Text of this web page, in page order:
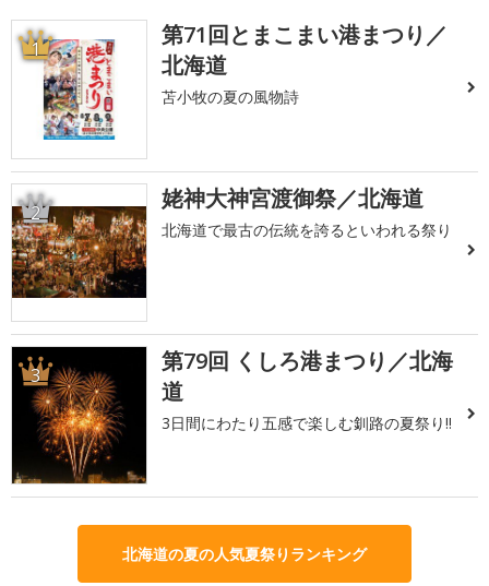
1
第71回とまこまい港まつり／
北海道
苫小牧の夏の風物詩
2 姥神大神宮渡御祭／北海道
北海道で最古の伝統を誇るといわれる祭り
3
第79回 くしろ港まつり／北海
道
3日間にわたり五感で楽しむ釧路の夏祭り!!
北海道の夏の人気夏祭りランキング